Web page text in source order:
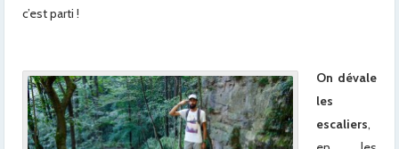
c’est parti !
On dévale
les
escaliers,